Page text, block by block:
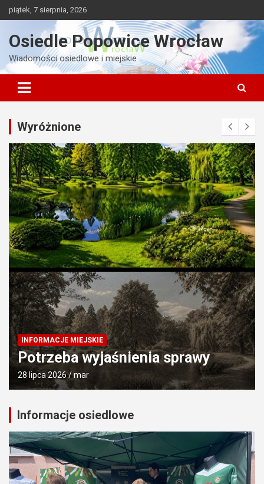
Skip
to
piątek, 7 sierpnia, 2026
Osiedle Popowice Wrocław
Wiadomości osiedlowe i miejskie
Wyróżnione
INFORMACJE OSIEDLOWE
Sportowcy dzieciom
10 lipca 2026
Informacje osiedlowe